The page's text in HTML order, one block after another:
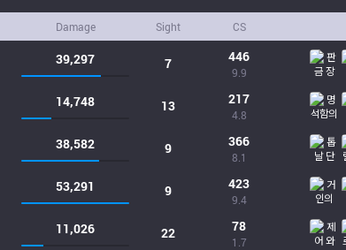
Damage Sight CS
39,297 7 446
9.9
14,748 13 217
4.8
38,582 9 366
8.1
53,291 9 423
9.4
11,026 22 78
1.7